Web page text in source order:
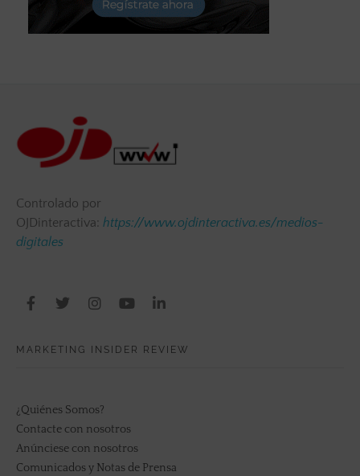
Controlado por
OJDinteractiva: https://www.ojdinteractiva.es/medios-
digitales
MARKETING INSIDER REVIEW
¿Quiénes Somos?
Contacte con nosotros
Anúnciese con nosotros
Comunicados y Notas de Prensa